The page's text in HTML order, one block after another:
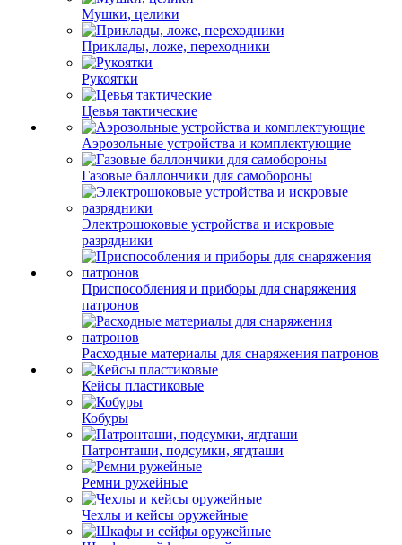
Мушки, целики
Приклады, ложе, переходники
Рукоятки
Цевья тактические
Аэрозольные устройства и комплектующие
Газовые баллончики для самобороны
Электрошоковые устройства и искровые
разрядники
Приспособления и приборы для снаряжения
патронов
Расходные материалы для снаряжения патронов
Кейсы пластиковые
Кобуры
Патронташи, подсумки, ягдташи
Ремни ружейные
Чехлы и кейсы оружейные